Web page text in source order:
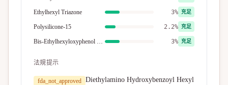
Ethylhexyl Triazone 3% 充足
Polysilicone-15 2.2% 充足
3% 充足
法規提示
fda_not_approved Diethylamino Hydroxybenzoyl Hexyl